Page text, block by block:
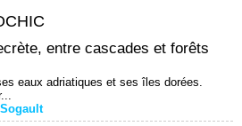
entre cascades et forêts
eaux adriatiques et ses îles dorées.